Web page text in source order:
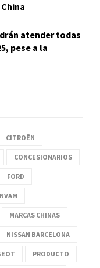
atender todas
pese a la
CITROËN
CONCESIONARIOS
FORD
MARCAS CHINAS
NISSAN BARCELONA
PRODUCTO